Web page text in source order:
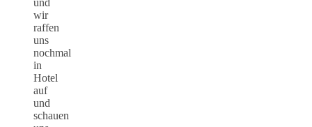
und
wir
raffen
uns
nochmal
in
Hotel
auf
und
schauen